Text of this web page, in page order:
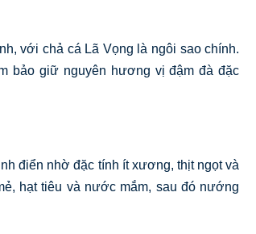
với chả cá Lã Vọng là ngôi sao chính.
bảo giữ nguyên hương vị đậm đà đặc
điển nhờ đặc tính ít xương, thịt ngọt và
hạt tiêu và nước mắm, sau đó nướng